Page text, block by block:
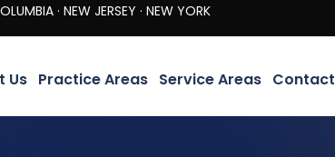
JERSEY · NEW YORK
Us Practice Areas Service Areas Contact